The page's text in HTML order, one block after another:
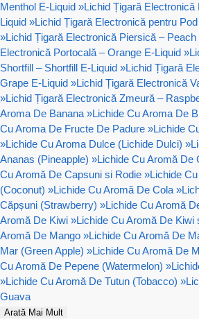
Menthol E-Liquid »Lichid Țigară
Liquid »Lichid Țigară Electronică pentru
»Lichid Țigară Electronică Piersică – Peach
Electronică Portocală – Orange E-Liquid »
Shortfill – Shortfill E-Liquid »Lichid Țigară
Grape E-Liquid »Lichid Țigară Electronică
»Lichid Țigară Electronică Zmeură –
Aroma De Banana »Lichide Cu Aroma De
Cu Aroma De Fructe De Padure »Lichide
»Lichide Cu Aroma Dulce (Lichide Dulci) »
Ananas (Pineapple) »Lichide Cu Aromă De
Cu Aromă De Capsuni si Rodie »Lichide
(Coconut) »Lichide Cu Aromă De Cola »
Căpșuni (Strawberry) »Lichide Cu Aromă
Aromă De Kiwi »Lichide Cu Aromă De Kiwi
Aromă De Mango »Lichide Cu Aromă De
Mar (Green Apple) »Lichide Cu Aromă De
Cu Aromă De Pepene (Watermelon) »
»Lichide Cu Aromă De Tutun (Tobacco) »
Guava
Arată Mai Mult